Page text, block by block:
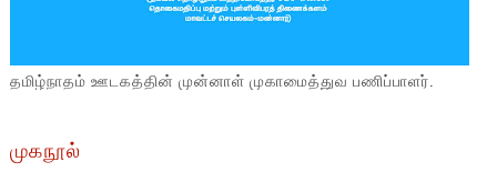
தமிழ்நாதம் ஊடகத்தின் முன்னாள் முகாமைத்துவ பணிப்பாளர்.
முகநூல்